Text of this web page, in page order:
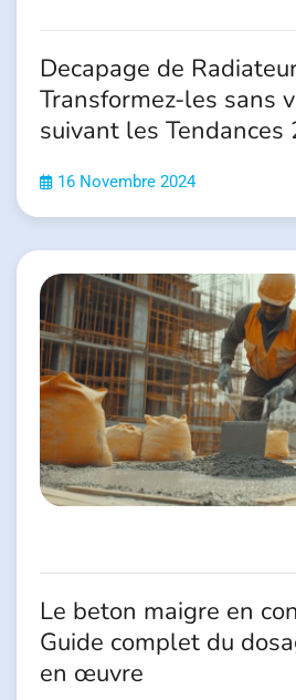
Decapage de
Transformez-les sans
suivant les Tendances
16 Novembre 2024
Le beton maigre en
Guide complet du
en œuvre